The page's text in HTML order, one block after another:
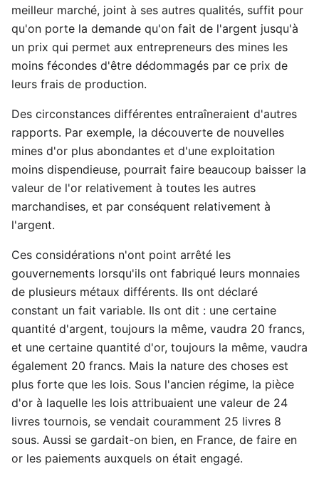
meilleur marché, joint à ses autres qualités, suffit pour
qu'on porte la demande qu'on fait de l'argent jusqu'à
un prix qui permet aux entrepreneurs des mines les
moins fécondes d'être dédommagés par ce prix de
leurs frais de production.
Des circonstances différentes entraîneraient d'autres
rapports. Par exemple, la découverte de nouvelles
mines d'or plus abondantes et d'une exploitation
moins dispendieuse, pourrait faire beaucoup baisser la
valeur de l'or relativement à toutes les autres
marchandises, et par conséquent relativement à
l'argent.
Ces considérations n'ont point arrêté les
gouvernements lorsqu'ils ont fabriqué leurs monnaies
de plusieurs métaux différents. Ils ont déclaré
constant un fait variable. Ils ont dit : une certaine
quantité d'argent, toujours la même, vaudra 20 francs,
et une certaine quantité d'or, toujours la même, vaudra
également 20 francs. Mais la nature des choses est
plus forte que les lois. Sous l'ancien régime, la pièce
d'or à laquelle les lois attribuaient une valeur de 24
livres tournois, se vendait couramment 25 livres 8
sous. Aussi se gardait-on bien, en France, de faire en
or les paiements auxquels on était engagé.